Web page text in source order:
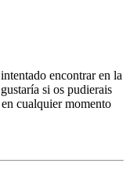
encontrar en la
si os pudierais
cualquier momento